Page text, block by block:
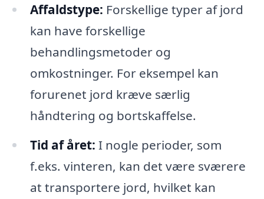
Affaldstype: Forskellige typer af jord
kan have forskellige
behandlingsmetoder og
omkostninger. For eksempel kan
forurenet jord kræve særlig
håndtering og bortskaffelse.
Tid af året: I nogle perioder, som
f.eks. vinteren, kan det være sværere
at transportere jord, hvilket kan